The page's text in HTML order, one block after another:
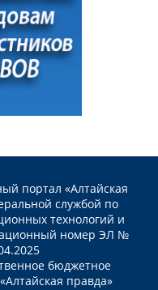
портал «Алтайская
службой по
технологий и
номер ЭЛ №
бюджетное
правда»